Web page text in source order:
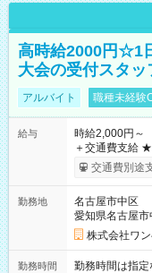
高時給2000円☆1
大会の受付スタ
アルバイト 職種未経験
給与
時給2,000円～
＋交通費支給 ★交通費一部支給！ ┗1日500円を超えた分は全額
支給！ ※往復500
OK！（規定あ
期間なし
交通費別途
勤務地
名古屋市中区
愛知県名古屋市
株式会社ワ
勤務時間
勤務時間は指定